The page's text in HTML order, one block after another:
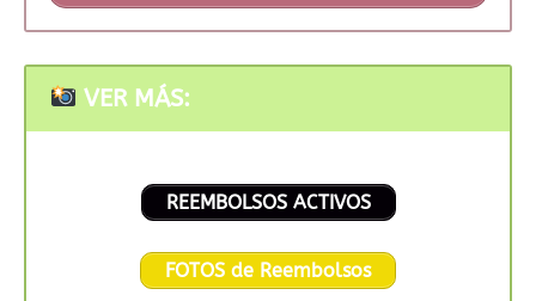
VER MÁS:
REEMBOLSOS ACTIVOS
FOTOS de Reembolsos